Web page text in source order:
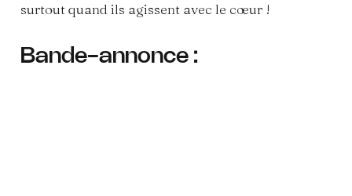
surtout quand ils agissent avec le cœur !
Bande-annonce :